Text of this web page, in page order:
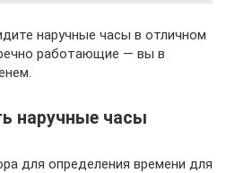
наручные часы в отличном
работающие — вы в
наручные часы
для определения времени для